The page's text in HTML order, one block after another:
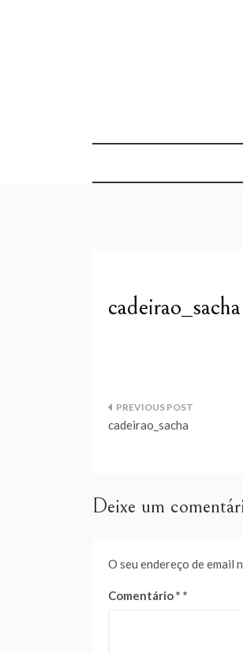
cadeirao_sacha
Navegação
cadeirao_sacha
Deixe um
O seu endereço de email
Comentário*